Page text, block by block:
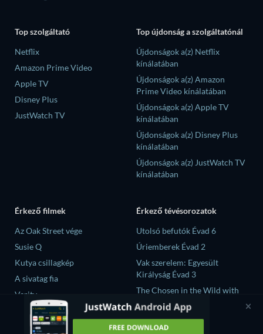
Top szolgáltató
Netflix
Amazon Prime Video
Apple TV
Disney Plus
JustWatch TV
Top újdonság a szolgáltatónál
Újdonságok a(z) Netflix
kínálatában
Újdonságok a(z) Amazon
Prime Video kínálatában
Újdonságok a(z) Apple TV
kínálatában
Újdonságok a(z) Disney Plus
kínálatában
Újdonságok a(z) JustWatch TV
kínálatában
Érkező filmek
Az Oak Street vége
Susie Q
Kutya csillagkép
A sivatag fia
Verity
Érkező tévésorozatok
Utolsó befutók Évad 6
Úriemberek Évad 2
Vak szerelem: Egyesült
Királyság Évad 3
The Chosen in the Wild with
Bear Grylls Évad 1
大空港～GATE24～ Évad 1